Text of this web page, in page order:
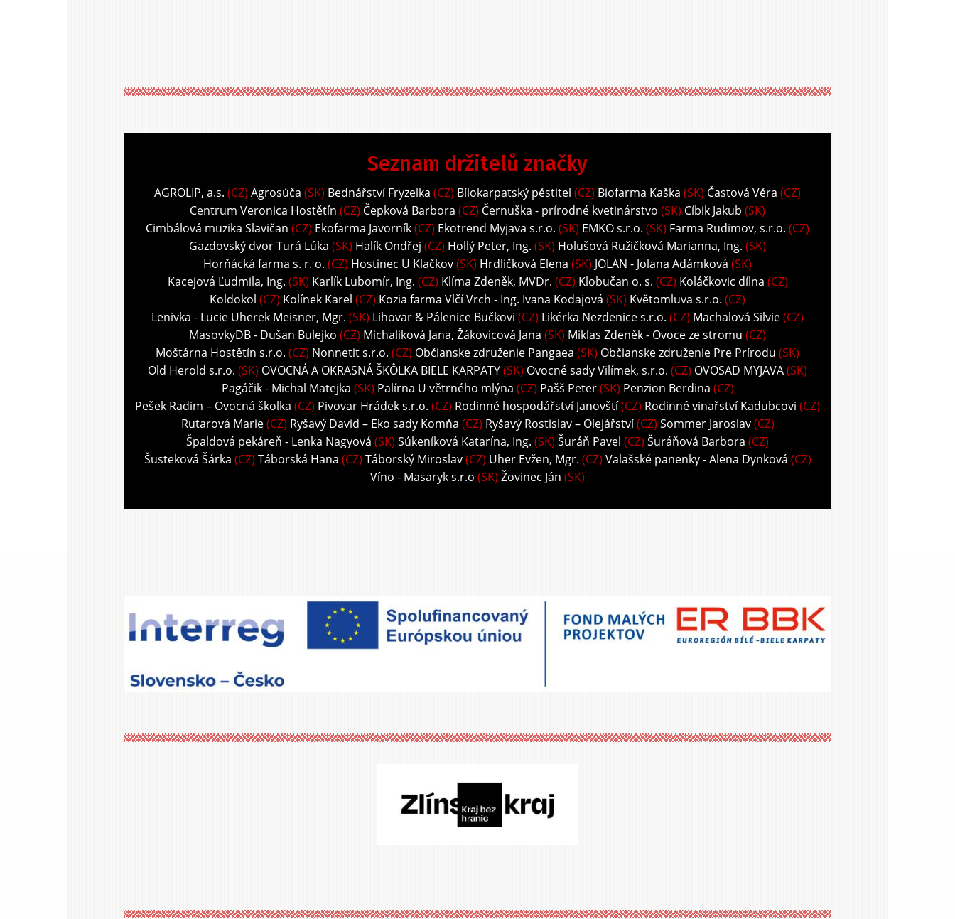
Seznam držitelů značky
AGROLIP, a.s. (CZ) Agrosúča (SK) Bednářství Fryzelka (CZ) Bílokarpatský pěstitel (CZ) Biofarma Kaška (SK) Častová Věra (CZ)
Centrum Veronica Hostětín (CZ) Čepková Barbora (CZ) Černuška - prírodné kvetinárstvo (SK) Cíbik Jakub (SK)
Cimbálová muzika Slavičan (CZ) Ekofarma Javorník(CZ) Ekotrend Myjava s.r.o. (SK) EMKO s.r.o. (SK) Farma Rudimov, s.r.o. (CZ)
Gazdovský dvor Turá Lúka (SK) Halík Ondřej (CZ) Hollý Peter, Ing. (SK) Holušová Ružičková Marianna, Ing. (SK)
Horňácká farma s. r. o. (CZ) Hostinec U Klačkov(SK) Hrdličková Elena (SK) JOLAN - Jolana Adámková (SK)
Kacejová Ľudmila, Ing. (SK) Karlík Lubomír, Ing. (CZ) Klíma Zdeněk, MVDr. (CZ) Klobučan o. s. (CZ) Koláčkovic dílna (CZ)
Koldokol (CZ) Kolínek Karel (CZ) Kozia farma Vlčí Vrch - Ing. Ivana Kodajová (SK) Květomluva s.r.o. (CZ)
Lenivka - Lucie Uherek Meisner, Mgr. (SK) Lihovar & Pálenice Bučkovi (CZ) Likérka Nezdenice s.r.o. (CZ) Machalová Silvie(CZ)
MasovkyDB - Dušan Bulejko (CZ) Michaliková Jana, Žákovicová Jana (SK) Miklas Zdeněk - Ovoce ze stromu (CZ)
Moštárna Hostětín s.r.o. (CZ) Nonnetit s.r.o. (CZ) Občianske združenie Pangaea (SK) Občianske združenie Pre Prírodu (SK)
Old Herold s.r.o. (SK) OVOCNÁ A OKRASNÁ ŠKÔLKA BIELE KARPATY(SK) Ovocné sady Vilímek, s.r.o. (CZ) OVOSAD MYJAVA(SK)
Pagáčik - Michal Matejka (SK) Palírna U větrného mlýna (CZ) Pašš Peter(SK) Penzion Berdina (CZ)
Pešek Radim – Ovocná školka (CZ) Pivovar Hrádek s.r.o. (CZ) Rodinné hospodářství Janovští(CZ) Rodinné vinařství Kadubcovi (CZ)
Rutarová Marie(CZ) Ryšavý David – Eko sady Komňa (CZ) Ryšavý Rostislav – Olejářství(CZ) Sommer Jaroslav(CZ)
Špaldová pekáreň - Lenka Nagyová (SK) Súkeníková Katarína, Ing. (SK) Šuráň Pavel (CZ) Šuráňová Barbora (CZ)
Šusteková Šárka (CZ) Táborská Hana (CZ) Táborský Miroslav(CZ) Uher Evžen, Mgr. (CZ) Valašské panenky - Alena Dynková (CZ)
Víno - Masaryk s.r.o (SK) Žovinec Ján (SK)